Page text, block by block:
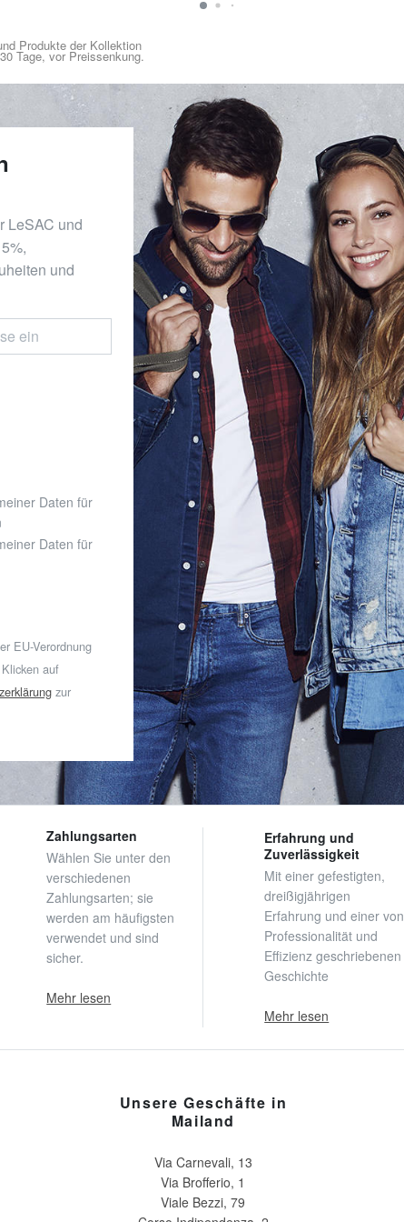
Produkte der Kollektion
Tage, vor Preissenkung.
LeSAC und
und
Daten für
Daten für
EU-Verordnung
auf
zur
Zahlungsarten
Wählen Sie unter den
verschiedenen
Zahlungsarten; sie
werden am häufigsten
verwendet und sind
sicher.
Mehr lesen
Erfahrung und
Zuverlässigkeit
Mit einer gefestigten,
dreißigjährigen
Erfahrung und einer von
Professionalität und
Effizienz geschriebenen
Geschichte
Mehr lesen
Unsere Geschäfte in
Mailand
Via Carnevali, 13
Via Brofferio, 1
Viale Bezzi, 79